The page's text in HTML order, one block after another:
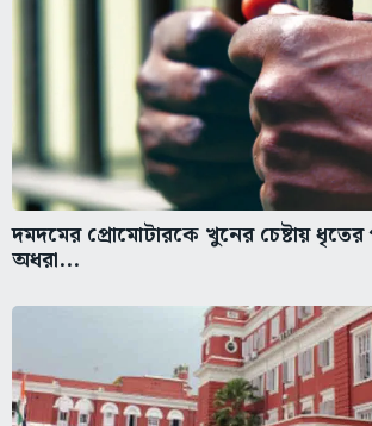
দমদমের প্রোমোটারকে খুনের চেষ্টায়
অধরা...